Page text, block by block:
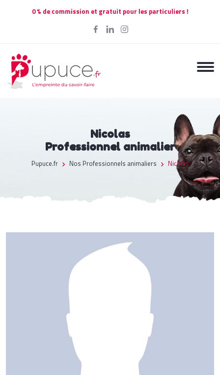
0 % de commission et gratuit pour les particuliers !
Nicolas
Professionnel animalier
Pupuce.fr Nos Professionnels animaliers Nicolas